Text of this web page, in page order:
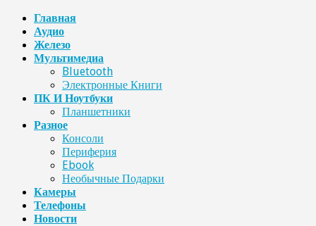
Главная
Аудио
Железо
Мультимедиа
Bluetooth
Электронные Книги
ПК И Ноутбуки
Планшетники
Разное
Консоли
Периферия
Ebook
Необычные Подарки
Камеры
Телефоны
Новости